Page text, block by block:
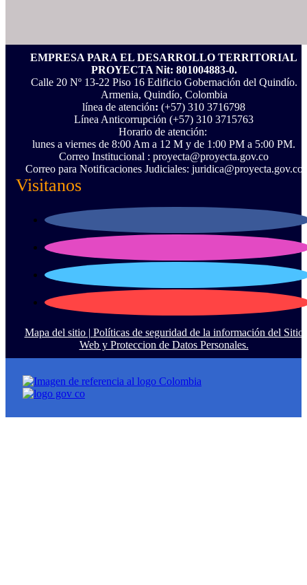
EMPRESA PARA EL DESARROLLO TERRITORIAL
PROYECTA Nit: 801004883-0.
Calle 20 Nº 13-22 Piso 16 Edificio Gobernación del Quindío.
Armenia, Quindío, Colombia
línea de atención: (+57) 310 3716798
Línea Anticorrupción ‪(+57) 310 3715763‬
Horario de atención:
lunes a viernes de 8:00 Am a 12 M y de 1:00 PM a 5:00 PM.
Correo Institucional : proyecta@proyecta.gov.co
Correo para Notificaciones Judiciales: juridica@proyecta.gov.co
Visitanos
Mapa del sitio | Políticas de seguridad de la información del Sitio
Web y Proteccion de Datos Personales.